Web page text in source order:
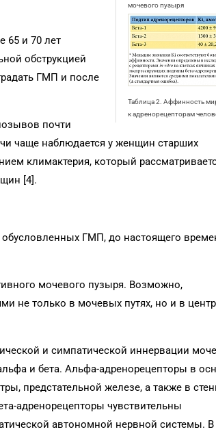
мочевого пузыря
Таблица 2. Аффинность
к адренорецепторам
65 и 70 лет
обструкцией
ГМП и после
почти
чаще наблюдается у женщин старших
климактерия, который
[4].
обусловленных ГМП, до настоящего
мочевого пузыря. Возможно,
не только в мочевых путях, но и в
и симпатической иннервации
и бета. Альфа-адренорецепторы в
предстательной железе, а также в
адренорецепторы чувствительны
автономной нервной системы.